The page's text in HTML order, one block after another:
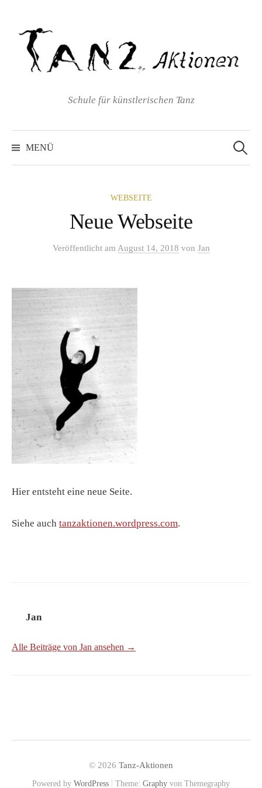
Inhalt
Schule für künstlerischen Tanz
MENÜ
nach:
WEBSEITE
Neue Webseite
Veröffentlicht am August 14, 2018 von Jan
Hier entsteht eine neue Seite.
Siehe auch tanzaktionen.wordpress.com.
Jan
Alle Beiträge von Jan ansehen →
© 2026 Tanz-Aktionen
Powered by WordPress Theme: Graphy von Themegraphy